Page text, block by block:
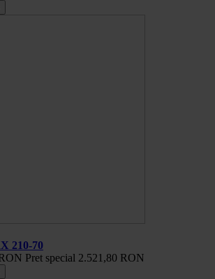
210-70
Pret special 2.521,80 RON